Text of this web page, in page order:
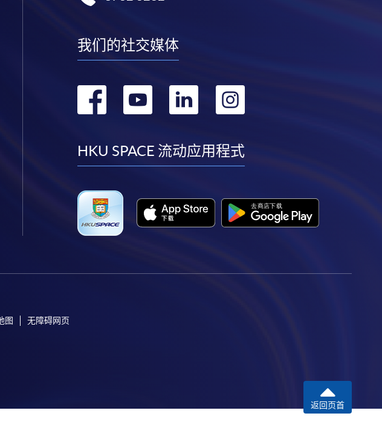
我们的社交媒体
转
facebook
转
youtube
转
linkedin
转
instagram
HKU SPACE 流动应用程式
图 无障碍网页
返回页首